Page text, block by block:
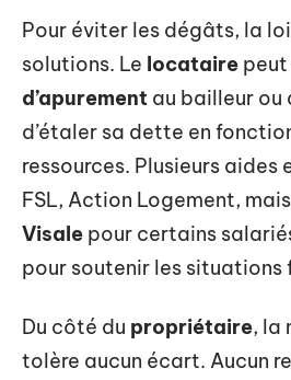
Pour éviter les dégâts, la
solutions. Le locataire peut
d’apurement au bailleur ou
d’étaler sa dette en
ressources. Plusieurs aides
FSL, Action Logement,
Visale pour certains
pour soutenir les situations
Du côté du propriétaire, la
tolère aucun écart. Aucun